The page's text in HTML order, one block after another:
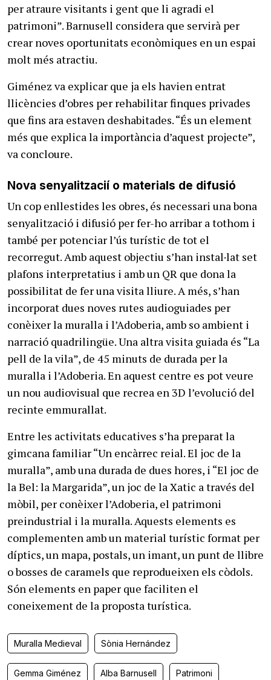
per atraure visitants i gent que li agradi el
patrimoni”. Barnusell considera que servirà per
crear noves oportunitats econòmiques en un espai
molt més atractiu.
Giménez va explicar que ja els havien entrat
llicències d’obres per rehabilitar finques privades
que fins ara estaven deshabitades. “És un element
més que explica la importància d’aquest projecte”,
va concloure.
Nova senyalitzacií o materials de difusió
Un cop enllestides les obres, és necessari una bona
senyalització i difusió per fer-ho arribar a tothom i
també per potenciar l’ús turístic de tot el
recorregut. Amb aquest objectiu s’han instal·lat set
plafons interpretatius i amb un QR que dona la
possibilitat de fer una visita lliure. A més, s’han
incorporat dues noves rutes audioguiades per
conèixer la muralla i l’Adoberia, amb so ambient i
narració quadrilingüe. Una altra visita guiada és “La
pell de la vila”, de 45 minuts de durada per la
muralla i l’Adoberia. En aquest centre es pot veure
un nou audiovisual que recrea en 3D l’evolució del
recinte emmurallat.
Entre les activitats educatives s’ha preparat la
gimcana familiar “Un encàrrec reial. El joc de la
muralla”, amb una durada de dues hores, i “El joc de
la Bel: la Margarida”, un joc de la Xatic a través del
mòbil, per conèixer l’Adoberia, el patrimoni
preindustrial i la muralla. Aquests elements es
complementen amb un material turístic format per
díptics, un mapa, postals, un imant, un punt de llibre
o bosses de caramels que reprodueixen els còdols.
Són elements en paper que faciliten el
coneixement de la proposta turística.
Muralla Medieval Sònia Hernández
Gemma Giménez Alba Barnusell Patrimoni